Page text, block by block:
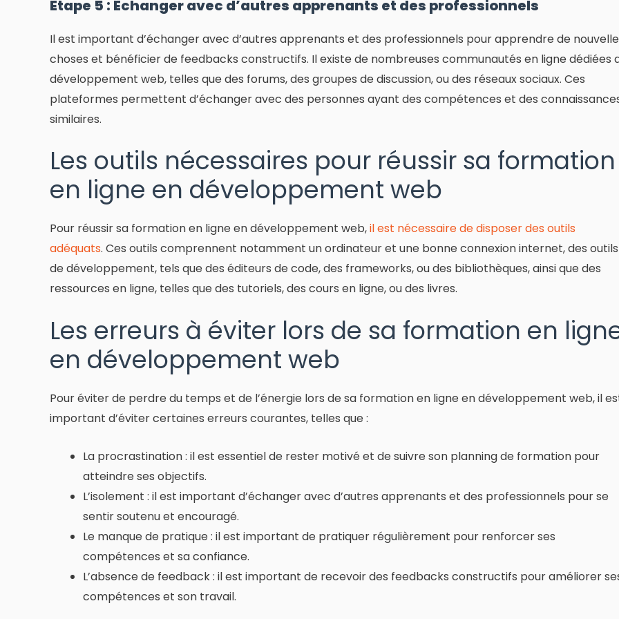
Étape 5 : Échanger avec d’autres apprenants et des professionnels
Il est important d’échanger avec d’autres apprenants et des professionnels pour apprendre de
choses et bénéficier de feedbacks constructifs. Il existe de nombreuses communautés en ligne dédiées
développement web, telles que des forums, des groupes de discussion, ou des réseaux sociaux. Ces
plateformes permettent d’échanger avec des personnes ayant des compétences et des
similaires.
Les outils nécessaires pour réussir sa formation
en ligne en développement web
Pour réussir sa formation en ligne en développement web,il est nécessaire de disposer des outils
adéquats. Ces outils comprennent notamment un ordinateur et une bonne connexion internet, des outils
de développement, tels que des éditeurs de code, des frameworks, ou des bibliothèques, ainsi que des
ressources en ligne, telles que des tutoriels, des cours en ligne, ou des livres.
Les erreurs à éviter lors de sa formation en
en développement web
Pour éviter de perdre du temps et de l’énergie lors de sa formation en ligne en développement web, il
important d’éviter certaines erreurs courantes, telles que :
La procrastination : il est essentiel de rester motivé et de suivre son planning de formation pour
atteindre ses objectifs.
L’isolement : il est important d’échanger avec d’autres apprenants et des professionnels pour se
sentir soutenu et encouragé.
Le manque de pratique : il est important de pratiquer régulièrement pour renforcer ses
compétences et sa confiance.
L’absence de feedback : il est important de recevoir des feedbacks constructifs pour améliorer
compétences et son travail.